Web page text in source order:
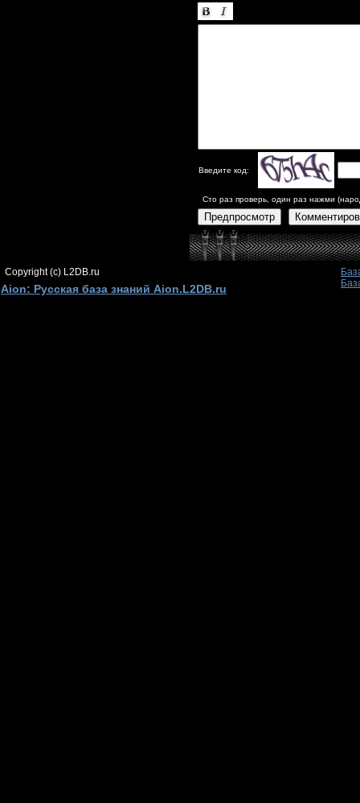
Введите код:
Сто раз проверь, один раз нажми
Предпросмотр
Copyright (c) L2DB.ru
Aion: Русская база знаний Aion.L2DB.ru